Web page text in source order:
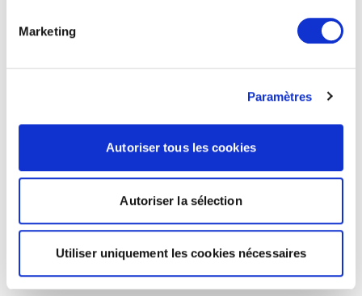
Marketing
Paramètres
Autoriser tous les cookies
Autoriser la sélection
Utiliser uniquement les cookies nécessaires